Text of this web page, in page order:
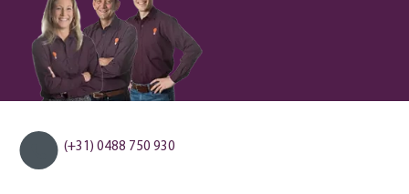
(+31) 0488 750 930